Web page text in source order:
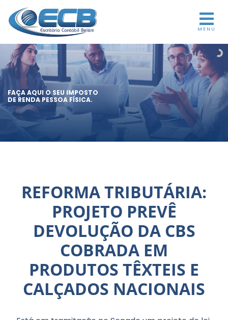
MENU
FAÇA AQUI O SEU IMPOSTO
DE RENDA PESSOA FÍSICA.
REFORMA TRIBUTÁRIA:
PROJETO PREVÊ
DEVOLUÇÃO DA CBS
COBRADA EM
PRODUTOS TÊXTEIS E
CALÇADOS NACIONAIS